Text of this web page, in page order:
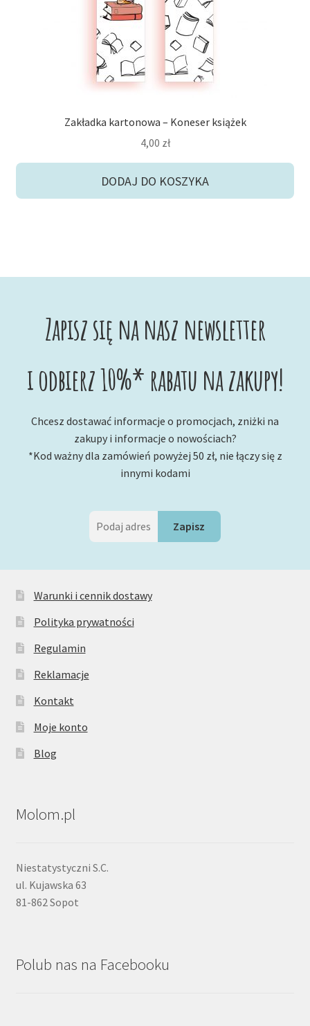
Zakładka kartonowa – Koneser książek
4,00 zł
DODAJ DO KOSZYKA
Zapisz się na nasz newsletter
i odbierz 10%* rabatu na zakupy!
Chcesz dostawać informacje o promocjach, zniżki na
zakupy i informacje o nowościach?
*Kod ważny dla zamówień powyżej 50 zł, nie łączy się z
innymi kodami
Warunki i cennik dostawy
Polityka prywatności
Regulamin
Reklamacje
Kontakt
Moje konto
Blog
Molom.pl
Niestatystyczni S.C.
ul. Kujawska 63
81-862 Sopot
Polub nas na Facebooku